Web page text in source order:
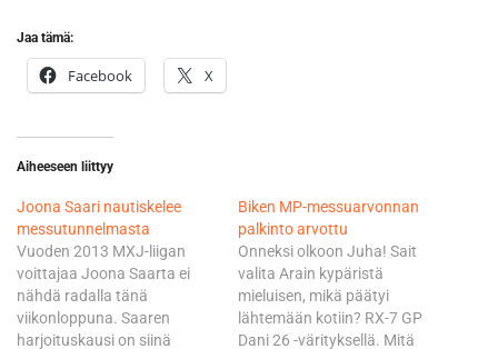
Jaa tämä:
Facebook X
Aiheeseen liittyy
Joona Saari nautiskelee
messutunnelmasta
Vuoden 2013 MXJ-liigan
voittajaa Joona Saarta ei
nähdä radalla tänä
viikonloppuna. Saaren
harjoituskausi on siinä
Biken MP-messuarvonnan
palkinto arvottu
Onneksi olkoon Juha! Sait
valita Arain kypäristä
mieluisen, mikä päätyi
lähtemään kotiin? RX-7 GP
Dani 26 -värityksellä. Mitä